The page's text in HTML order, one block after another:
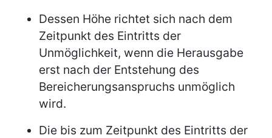
Dessen Höhe richtet sich nach dem
Zeitpunkt des Eintritts der
Unmöglichkeit, wenn die Herausgabe
erst nach der Entstehung des
Bereicherungsanspruchs unmöglich
wird.
Die bis zum Zeitpunkt des Eintritts der